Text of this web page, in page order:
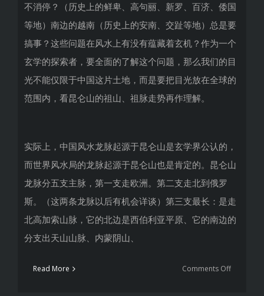
不消停？（历史上的鲜卑、高句丽、新罗、 百济、倭国
等地）南边的越南（历史上的安南、交趾等地） 总是要
搞事？这些问题在风水上有没有蕴藏着玄机？ 作为一个
玄学的探索者，要全面的了解这个问题， 那么我们的目
光不能仅限于中国这片土地， 而是要把目光放在全球的
范围内，看昆仑山的祖山、 祖脉走势再作理解。
实际上，中国风水龙脉起源于昆仑山是玄学界公认的，
而世界风水局的龙脉起源于昆仑山也是肯定的。 昆仑山
龙脉分五支主脉，第一支走欧洲。第二支走北到俄罗
斯。（这两条龙脉以后有机会详谈）第三支最长：是走
北高加索山脉， 它的北边是西伯利亚平原、它的南边的
分支出天山山脉、内蒙阴山、
Read More Comments Offon